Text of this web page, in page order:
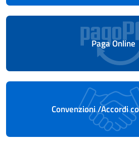
Paga Online
Convenzioni /Accordi